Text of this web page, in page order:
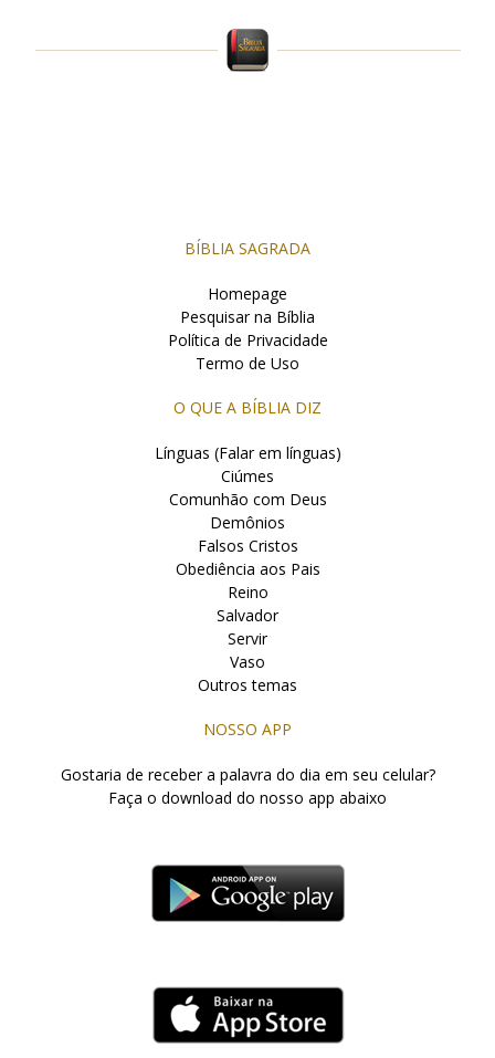
BÍBLIA SAGRADA
Homepage
Pesquisar na Bíblia
Política de Privacidade
Termo de Uso
O QUE A BÍBLIA DIZ
Línguas (Falar em línguas)
Ciúmes
Comunhão com Deus
Demônios
Falsos Cristos
Obediência aos Pais
Reino
Salvador
Servir
Vaso
Outros temas
NOSSO APP
Gostaria de receber a palavra do dia em seu celular?
Faça o download do nosso app abaixo